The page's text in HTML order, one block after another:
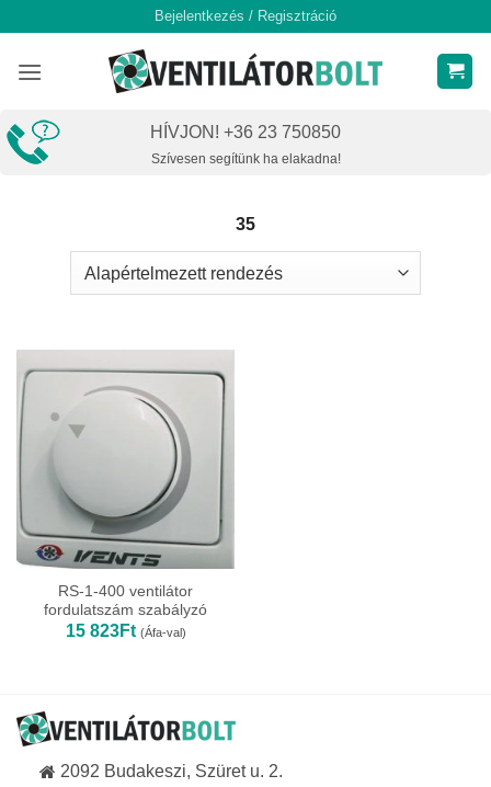
content
Bejelentkezés / Regisztráció
HÍVJON! +36 23 750850
Szívesen segítünk ha elakadna!
35
RS-1-400 ventilátor
fordulatszám szabályzó
15 823Ft (Áfa-val)
2092 Budakeszi, Szüret u. 2.